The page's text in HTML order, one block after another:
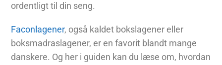
ordentligt til din seng.
Faconlagener, også kaldet bokslagener eller
boksmadraslagener, er en favorit blandt mange
danskere. Og her i guiden kan du læse om, hvordan